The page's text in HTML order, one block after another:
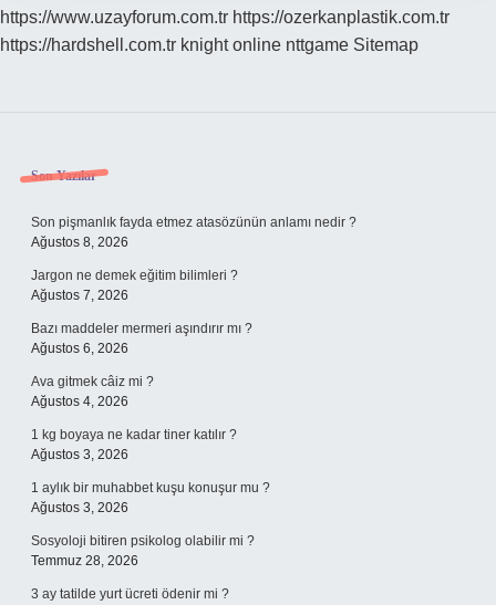
https://www.uzayforum.com.tr https://ozerkanplastik.com.tr
https://hardshell.com.tr knight online nttgame Sitemap
Sidebar
Son Yazılar
Son pişmanlık fayda etmez atasözünün anlamı nedir ?
Ağustos 8, 2026
Jargon ne demek eğitim bilimleri ?
Ağustos 7, 2026
Bazı maddeler mermeri aşındırır mı ?
Ağustos 6, 2026
Ava gitmek câiz mi ?
Ağustos 4, 2026
1 kg boyaya ne kadar tiner katılır ?
Ağustos 3, 2026
1 aylık bir muhabbet kuşu konuşur mu ?
Ağustos 3, 2026
Sosyoloji bitiren psikolog olabilir mi ?
Temmuz 28, 2026
3 ay tatilde yurt ücreti ödenir mi ?